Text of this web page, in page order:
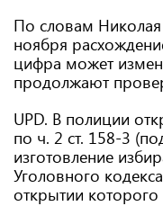
По словам
ноября
цифра может
продолжают
UPD. В полиции
по ч. 2 ст. 158-3
изготовление
Уголовного
открытии